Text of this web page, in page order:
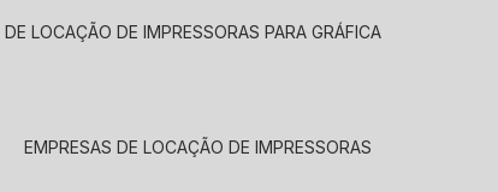
DE LOCAÇÃO DE IMPRESSORAS PARA GRÁFICA
EMPRESAS DE LOCAÇÃO DE IMPRESSORAS